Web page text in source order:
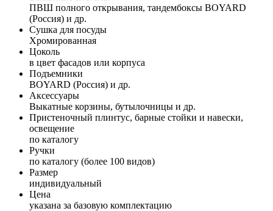
ПВШ полного открывания, тандембоксы BOYARD
(Россия) и др.
Сушка для посуды
Хромированная
Цоколь
в цвет фасадов или корпуса
Подъемники
BOYARD (Россия) и др.
Аксессуары
Выкатные корзины, бутылочницы и др.
Пристеночный плинтус, барные стойки и навески,
освещение
по каталогу
Ручки
по каталогу (более 100 видов)
Размер
индивидуальный
Цена
указана за базовую комплектацию